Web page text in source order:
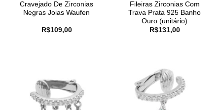
Cravejado De Zirconias
Negras Joias Waufen
R$109,00
Fileiras Zirconias Com
Trava Prata 925 Banho
Ouro (unitário)
R$131,00